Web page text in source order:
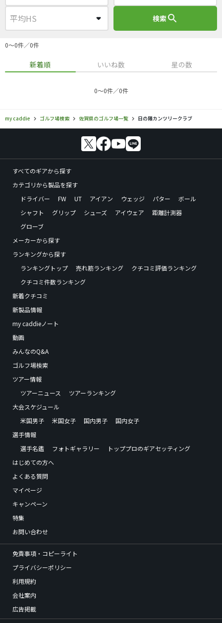
検索search
0〜0件／0件
新着順 いいね数 星の数
0〜0件／0件
my caddie ゴルフ場検索 佐賀県のゴルフ場一覧 日の隈カンツリークラブ
すべてのギアから探す
カテゴリから製品を探す
ドライバー
FW UT アイアン ウェッジ パター
ボール
シャフト
グリップ シューズ アイウェア
距離計測器
グローブ
メーカーから探す
ランキングから探す
ランキングトップ
売れ筋ランキング
クチコミ評価ランキング
クチコミ件数ランキング
新着クチコミ
新製品情報
my caddieノート
動画
みんなのQ&A
ゴルフ場検索
ツアー情報
ツアーニュース
ツアーランキング
大会スケジュール
米国男子
米国女子 国内男子
国内女子
選手情報
選手名鑑
フォトギャラリー
トッププロのギアセッティング
はじめての方へ
よくある質問
マイページ
キャンペーン
特集
お問い合わせ
免責事項・コピーライト
プライバシーポリシー
利用規約
会社案内
広告掲載